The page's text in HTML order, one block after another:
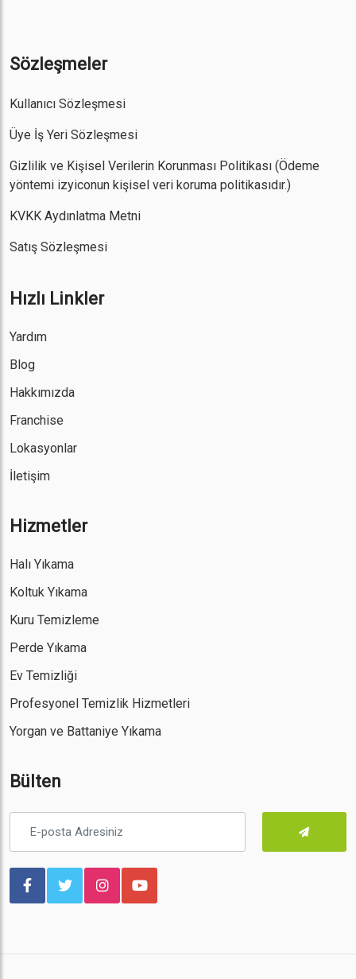
Sözleşmeler
Kullanıcı Sözleşmesi
Üye İş Yeri Sözleşmesi
Gizlilik ve Kişisel Verilerin Korunması Politikası (Ödeme
yöntemi izyiconun kişisel veri koruma politikasıdır.)
KVKK Aydınlatma Metni
Satış Sözleşmesi
Hızlı Linkler
Yardım
Blog
Hakkımızda
Franchise
Lokasyonlar
İletişim
Hizmetler
Halı Yıkama
Koltuk Yıkama
Kuru Temizleme
Perde Yıkama
Ev Temizliği
Profesyonel Temizlik Hizmetleri
Yorgan ve Battaniye Yıkama
Bülten